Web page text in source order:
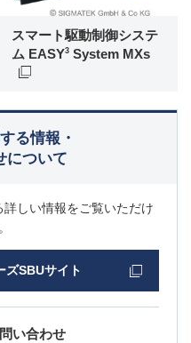
スマート駆動制御システ
ム EASY3System MXs
る情報・
について
詳しい情報をご覧いただけ
ズSBUサイト
い合わせ